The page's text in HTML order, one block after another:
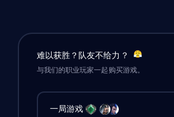
难以获胜？队友不给力？
与我们的职业玩家一起购买游戏。
一局游戏